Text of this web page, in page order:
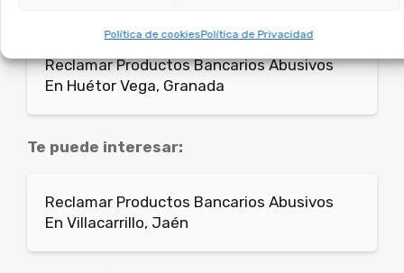
Política de cookiesPolítica de Privacidad
Reclamar Productos Bancarios Abusivos
En Huétor Vega, Granada
Te puede interesar:
Reclamar Productos Bancarios Abusivos
En Villacarrillo, Jaén